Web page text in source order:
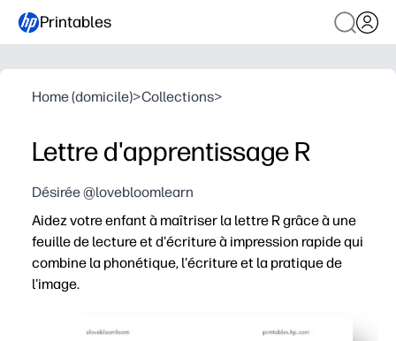
Printables
Home (domicile)>Collections>
Lettre d'apprentissage R
Désirée @lovebloomlearn
Aidez votre enfant à maîtriser la lettre R grâce à une
feuille de lecture et d'écriture à impression rapide qui
combine la phonétique, l'écriture et la pratique de
l'image.
Pas de préparation : il suffit d'imprimer et de partir